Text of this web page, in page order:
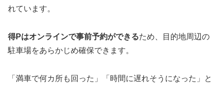
れています。
得Pはオンラインで事前予約ができるため、目的地周辺の
駐車場をあらかじめ確保できます。
「満車で何カ所も回った」「時間に遅れそうになった」と